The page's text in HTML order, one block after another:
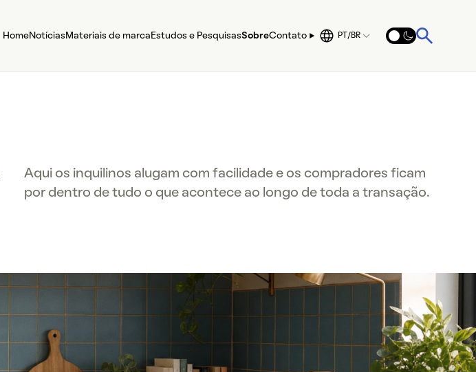
HomeNotícias Materiais de marca Estudos e PesquisasSobreContato PT/BR
Aqui os inquilinos alugam com facilidade e os compradores ficam
por dentro de tudo o que acontece ao longo de toda a transação.